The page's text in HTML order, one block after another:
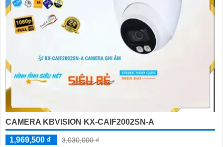
CAMERA KBVISION KX-CAIF2002SN-A
1,969,500 ₫
3,030,000 ₫